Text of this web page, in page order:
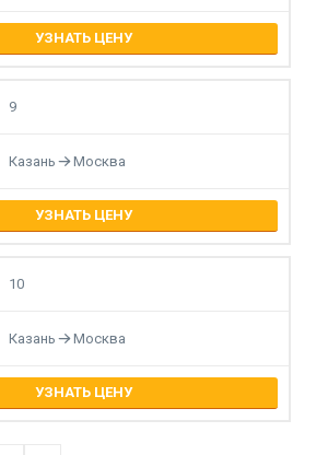
УЗНАТЬ ЦЕНУ
9
Казань Москва
УЗНАТЬ ЦЕНУ
10
Казань Москва
УЗНАТЬ ЦЕНУ